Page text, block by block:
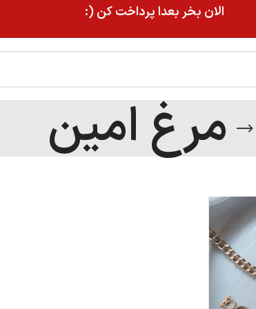
الان بخر بعدا پرداخت کن (:
مرغ امین